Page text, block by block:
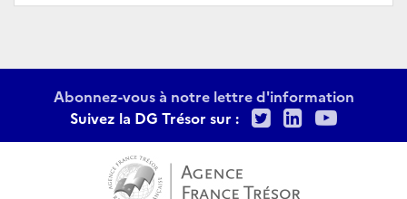
Abonnez-vous à notre lettre d'information
Suivez la DG Trésor sur :
TwitterLinkedIn